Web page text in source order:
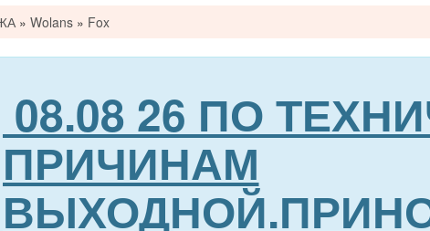
» Wolans » Fox
08.08 26 ПО
ПРИЧИНАМ